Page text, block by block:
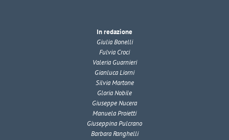
In redazione
Giulia Bonelli
Fulvia Croci
Valeria Guarnieri
Gianluca Liorni
Silvia Martone
Gloria Nobile
Giuseppe Nucera
Manuela Proietti
Giuseppina Pulcrano
Barbara Ranghelli